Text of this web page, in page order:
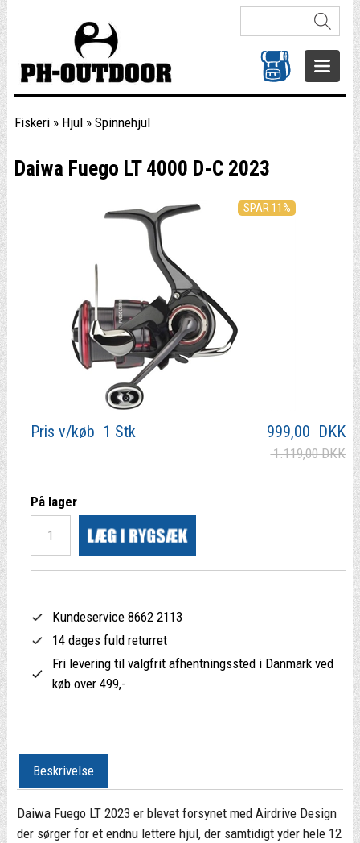
Fiskeri» Hjul» Spinnehjul
Daiwa Fuego LT 4000 D-C 2023
SPAR 11%
Pris v/køb 1 Stk 999,00 DKK
1.119,00 DKK
På lager
Kundeservice 8662 2113
14 dages fuld returret
Fri levering til valgfrit afhentningssted i Danmark ved
køb over 499,-
Beskrivelse
Daiwa Fuego LT 2023 er blevet forsynet med Airdrive Design
der sørger for et endnu lettere hjul, der samtidigt yder hele 12